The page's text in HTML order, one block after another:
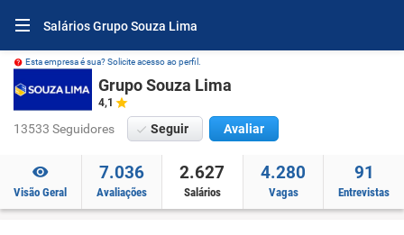
Salários Grupo Souza Lima
Esta empresa é sua? Solicite acesso ao perfil.
Grupo Souza Lima
4,1
13533 Seguidores Seguir Avaliar
Visão Geral
7.036
Avaliações
2.627
Salários
4.280
Vagas
91
Entrevistas